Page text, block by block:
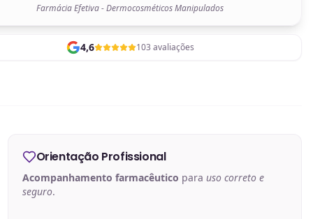
Farmácia Efetiva - Dermocosméticos Manipulados
4,6 103 avaliações
Orientação Profissional
Acompanhamento farmacêutico para uso correto e
seguro.